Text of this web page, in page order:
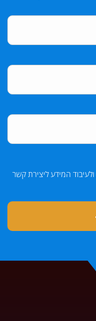
ולעיבוד המידע ליצירת קשר